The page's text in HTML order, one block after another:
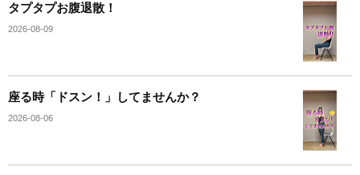
タプタプお腹退散！
2026-08-09
座る時「ドスン！」してませんか？
2026-08-06